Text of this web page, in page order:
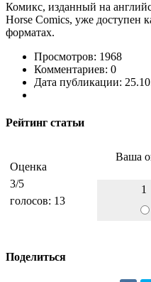
Комикс, изданный на
Horse Comics, уже доступен
форматах.
Просмотров: 1968
Комментариев: 0
Дата публикации:
Рейтинг статьи
Оценка
3/5
голосов: 13
Ваша
1
Поделиться